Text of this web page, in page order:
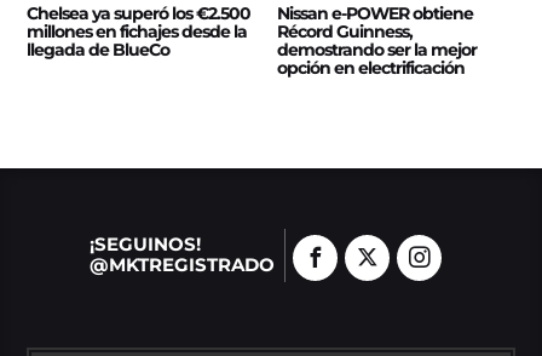
Chelsea ya superó los €2.500
millones en fichajes desde la
llegada de BlueCo
Nissan e‑POWER obtiene
Récord Guinness,
demostrando ser la mejor
opción en electrificación
¡SEGUINOS!
@MKTREGISTRADO